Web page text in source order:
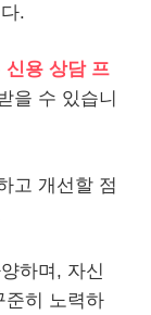
.
신용 상담 프
을 수 있습니
고 개선할 점
하며, 자신
준히 노력하